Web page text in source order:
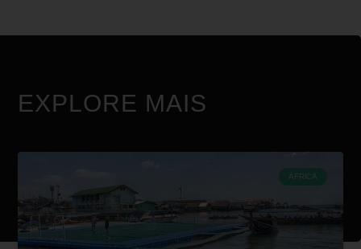
EXPLORE MAIS
ÁFRICA